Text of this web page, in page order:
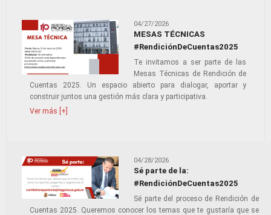
04/27/2026
MESAS TÉCNICAS
#RendiciónDeCuentas2025
Te invitamos a ser parte de las
Mesas Técnicas de Rendición de
Cuentas 2025. Un espacio abierto para dialogar, aportar y
construir juntos una gestión más clara y participativa.
Ver más [+]
04/28/2026
Sé parte de la:
#RendiciónDeCuentas2025
Sé parte del proceso de Rendición de
Cuentas 2025. Queremos conocer los temas que te gustaría que se